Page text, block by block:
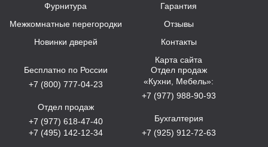
Фурнитура
Межкомнатные перегородки
Новинки дверей
Гарантия
Отзывы
Контакты
Карта сайта
Бесплатно по России
+7 (800) 777-04-23
Отдел продаж
+7 (977) 618-47-40
+7 (495) 142-12-34
Отдел продаж
«Кухни, Мебель»:
+7 (977) 988-90-93
Бухгалтерия
+7 (925) 912-72-63